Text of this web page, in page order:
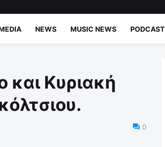
NEWS MUSIC NEWS PODCAST
και Κυριακή
0